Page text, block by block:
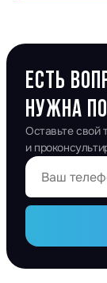
ЕСТЬ
НУЖНА
Оставьте свой
и